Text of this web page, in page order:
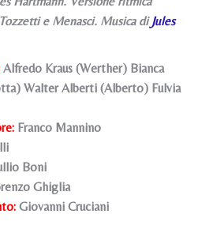
e Menasci. Musica diJules
Alfredo Kraus (Werther) Bianca
Walter Alberti (Alberto) Fulvia
Franco Mannino
Boni
Ghiglia
Giovanni Cruciani